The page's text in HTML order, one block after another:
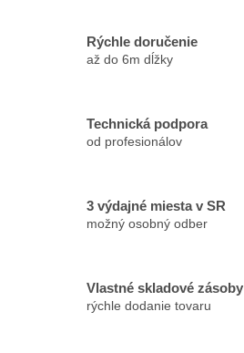
Rýchle doručenie
až do 6m dĺžky
Technická podpora
od profesionálov
3 výdajné miesta v SR
možný osobný odber
Vlastné skladové zásoby
rýchle dodanie tovaru